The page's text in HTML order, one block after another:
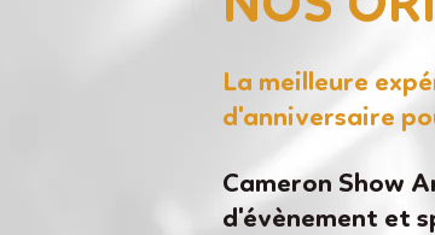
La meilleure
d'anniversaire
Cameron Show
d'évènement et